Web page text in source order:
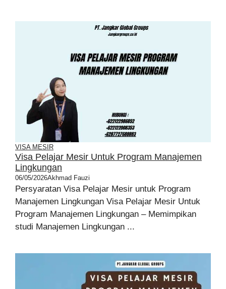
VISA MESIR
Visa Pelajar Mesir Untuk Program Manajemen
Lingkungan
06/05/2026Akhmad Fauzi
Persyaratan Visa Pelajar Mesir untuk Program
Manajemen Lingkungan Visa Pelajar Mesir Untuk
Program Manajemen Lingkungan – Memimpikan
studi Manajemen Lingkungan ...